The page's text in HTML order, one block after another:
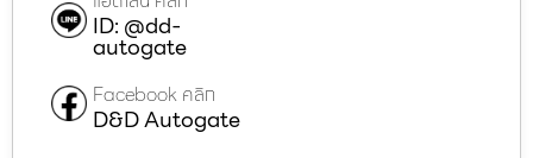
ID: @dd-
autogate
Facebook คลิก
D&D Autogate